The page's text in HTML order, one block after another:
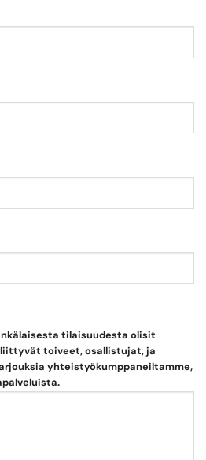
tilaisuudesta olisit
toiveet, osallistujat, ja
yhteistyökumppaneiltamme,